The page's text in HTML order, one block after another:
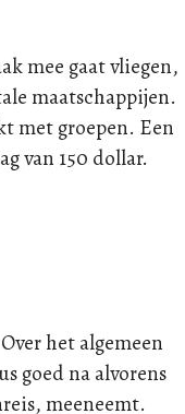
mee gaat vliegen,
maatschappijen.
met groepen. Een
van 150 dollar.
het algemeen
goed na alvorens
meeneemt.